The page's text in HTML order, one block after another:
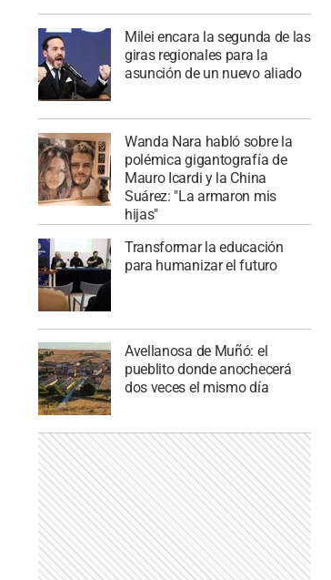
Milei encara la segunda de las
giras regionales para la
asunción de un nuevo aliado
Wanda Nara habló sobre la
polémica gigantografía de
Mauro Icardi y la China
Suárez: "La armaron mis
hijas"
Transformar la educación
para humanizar el futuro
Avellanosa de Muñó: el
pueblito donde anochecerá
dos veces el mismo día